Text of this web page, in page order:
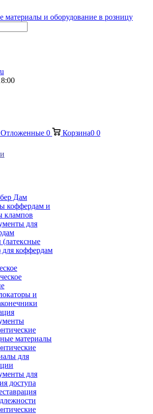
материалы и оборудование в розницу
Отложенные 0 Корзина0 0
Дам
коффердам и
клампов
для
(латексные
для коффердам
и
материалы
для
для
доступа